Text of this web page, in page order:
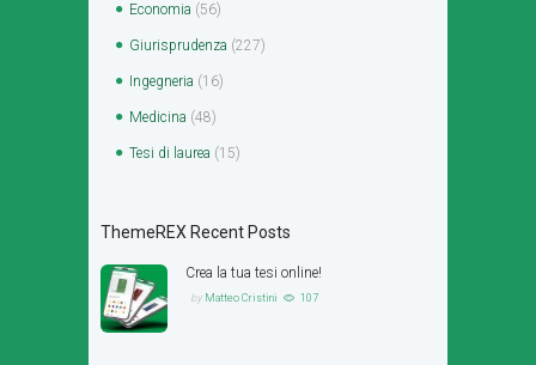
Economia (56)
Giurisprudenza (227)
Ingegneria (16)
Medicina (48)
Tesi di laurea (15)
ThemeREX Recent Posts
Crea la tua tesi online!
by Matteo Cristini 107